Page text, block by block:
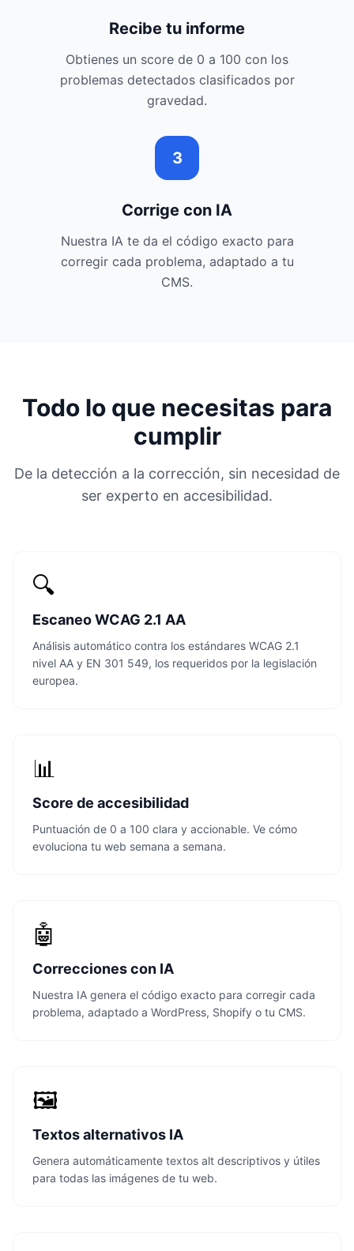
Recibe tu informe
Obtienes un score de 0 a 100 con los
problemas detectados clasificados por
gravedad.
3
Corrige con IA
Nuestra IA te da el código exacto para
corregir cada problema, adaptado a tu
CMS.
Todo lo que necesitas para
cumplir
De la detección a la corrección, sin necesidad de
ser experto en accesibilidad.
🔍
Escaneo WCAG 2.1 AA
Análisis automático contra los estándares WCAG 2.1
nivel AA y EN 301 549, los requeridos por la legislación
europea.
📊
Score de accesibilidad
Puntuación de 0 a 100 clara y accionable. Ve cómo
evoluciona tu web semana a semana.
🤖
Correcciones con IA
Nuestra IA genera el código exacto para corregir cada
problema, adaptado a WordPress, Shopify o tu CMS.
🖼️
Textos alternativos IA
Genera automáticamente textos alt descriptivos y útiles
para todas las imágenes de tu web.